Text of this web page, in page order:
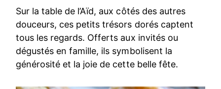
Sur la table de l’Aïd, aux côtés des autres
douceurs, ces petits trésors dorés captent
tous les regards. Offerts aux invités ou
dégustés en famille, ils symbolisent la
générosité et la joie de cette belle fête.